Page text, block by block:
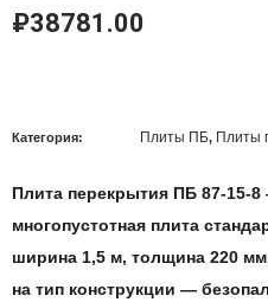
₽38781.00
Категория: Плиты ПБ, Плиты
Плита перекрытия ПБ 87-15-8
многопустотная плита
ширина 1,5 м, толщина 220 мм
на тип конструкции —